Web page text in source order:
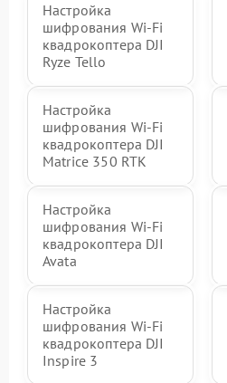
Настройка
шифрования Wi-Fi
квадрокоптера DJI
Ryze Tello
Настройка
шифрования Wi-Fi
квадрокоптера DJI
Matrice 350 RTK
Настройка
шифрования Wi-Fi
квадрокоптера DJI
Avata
Настройка
шифрования Wi-Fi
квадрокоптера DJI
Inspire 3